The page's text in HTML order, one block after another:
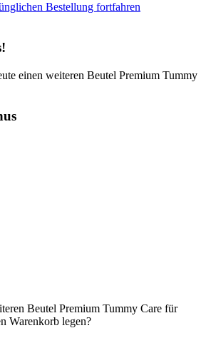
Bestellung fortfahren
einen weiteren Beutel Premium Tummy
Beutel Premium Tummy Care für
Warenkorb legen?